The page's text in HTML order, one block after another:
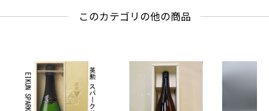
このカテゴリの他の商品